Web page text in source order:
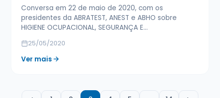
Conversa em 22 de maio de 2020, com os
presidentes da ABRATEST, ANEST e ABHO sobre
HIGIENE OCUPACIONAL, SEGURANÇA E…
25/05/2020
Ver mais